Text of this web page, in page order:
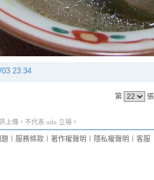
23:34
第
上傳，不代表 udn 立場。
服務條款 著作權聲明 隱私權聲明 客服